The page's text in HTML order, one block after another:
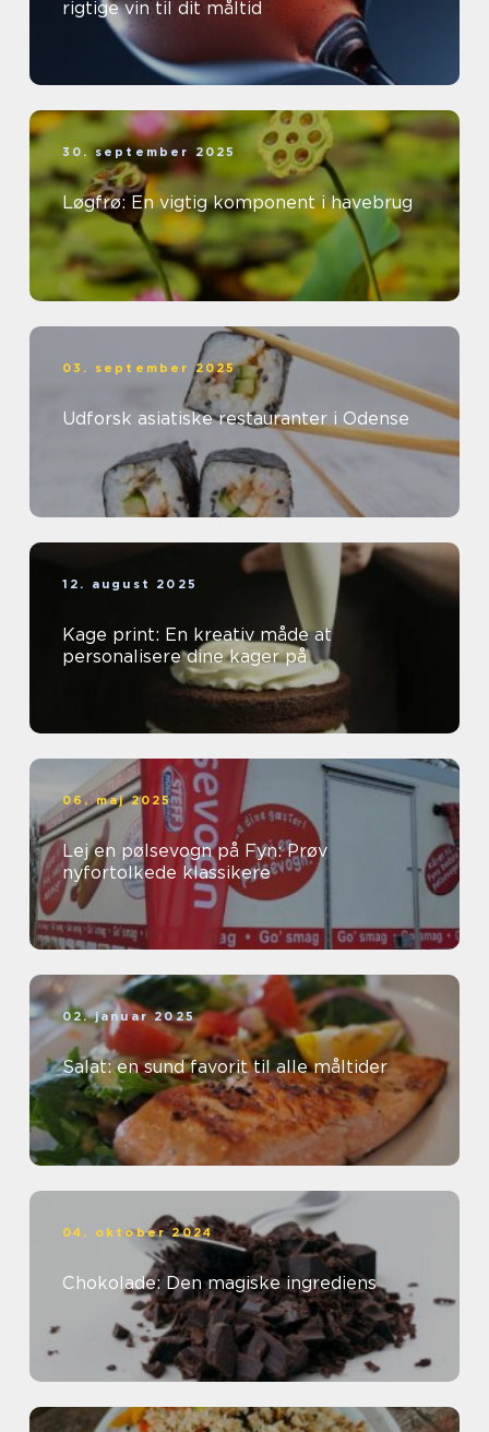
rigtige vin til dit måltid
30. september 2025
Løgfrø: En vigtig komponent i havebrug
03. september 2025
Udforsk asiatiske restauranter i Odense
12. august 2025
Kage print: En kreativ måde at
personalisere dine kager på
06. maj 2025
Lej en pølsevogn på Fyn: Prøv
nyfortolkede klassikere
02. januar 2025
Salat: en sund favorit til alle måltider
04. oktober 2024
Chokolade: Den magiske ingrediens